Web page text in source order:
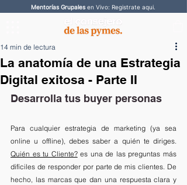
Mentorías Grupales en Vivo: Registrate aqui.
La anatomía de una Estrategia
Digital exitosa - Parte II
14 min de lectura
Desarrolla tus buyer personas
Para cualquier estrategia de marketing (ya sea
Quién es tu Cliente? es una de las preguntas más
difíciles de responder por parte de mis clientes. De
hecho, las marcas que dan una respuesta clara y